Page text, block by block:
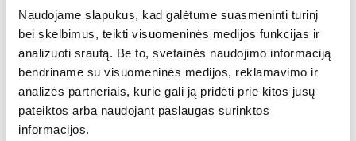
Naudojame slapukus, kad galėtume suasmeninti turinį
bei skelbimus, teikti visuomeninės medijos funkcijas ir
analizuoti srautą. Be to, svetainės naudojimo informaciją
bendriname su visuomeninės medijos, reklamavimo ir
analizės partneriais, kurie gali ją pridėti prie kitos jūsų
pateiktos arba naudojant paslaugas surinktos
informacijos.
Toggle